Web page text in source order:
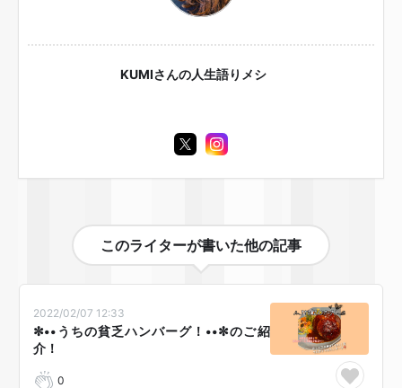
KUMIさんの人生語りメシ🍚
このライターが書いた他の記事
2022/02/07 12:33
✼••うちの貧乏ハンバーグ！••✼のご紹
介！
0